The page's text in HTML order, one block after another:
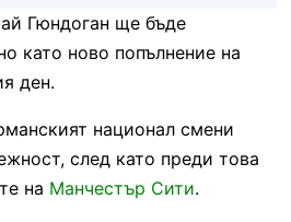
Гюндоган ще бъде
като ново попълнение на
ден.
национал смени
след като преди това
на Манчестър Сити.